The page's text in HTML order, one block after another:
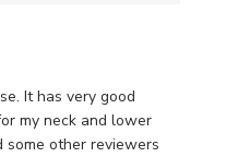
It has very good
my neck and lower
some other reviewers